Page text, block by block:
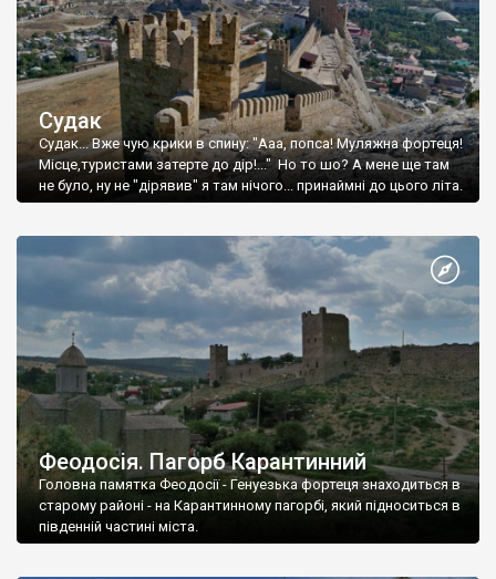
Судак
Судак... Вже чую крики в спину: "Ааа, попса! Муляжна фортеця!
Місце,туристами затерте до дір!..." Но то шо? А мене ще там
не було, ну не "дірявив" я там нічого... принаймні до цього літа.
Феодосія. Пагорб Карантинний
Головна памятка Феодосії - Генуезька фортеця знаходиться в
старому районі - на Карантинному пагорбі, який підноситься в
південній частині міста.